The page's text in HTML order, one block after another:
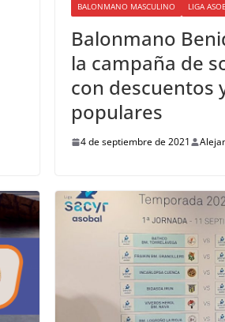
BALONMANO MASCULINO
LIGA
Balonmano
la campaña de
con descuentos
populares
4 de septiembre de 2021